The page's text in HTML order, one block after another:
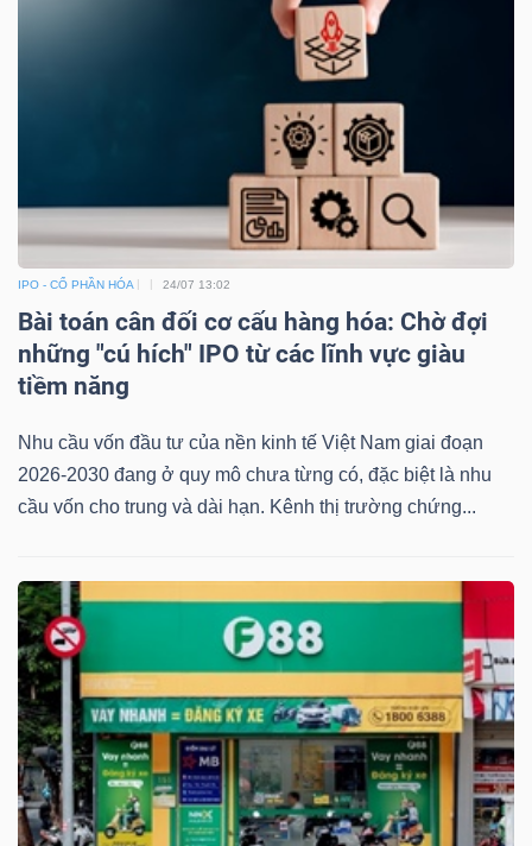
IPO - CỔ PHẦN HÓA 24/07 13:02
Bài toán cân đối cơ cấu hàng hóa: Chờ đợi
những "cú hích" IPO từ các lĩnh vực giàu
tiềm năng
Nhu cầu vốn đầu tư của nền kinh tế Việt Nam giai đoạn
2026-2030 đang ở quy mô chưa từng có, đặc biệt là nhu
cầu vốn cho trung và dài hạn. Kênh thị trường chứng...